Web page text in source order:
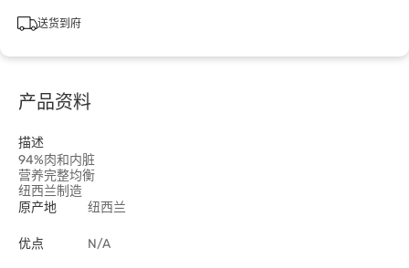
送货到府
产品资料
描述
94%肉和内脏
营养完整均衡
纽西兰制造
原产地
纽西兰
优点 N/A